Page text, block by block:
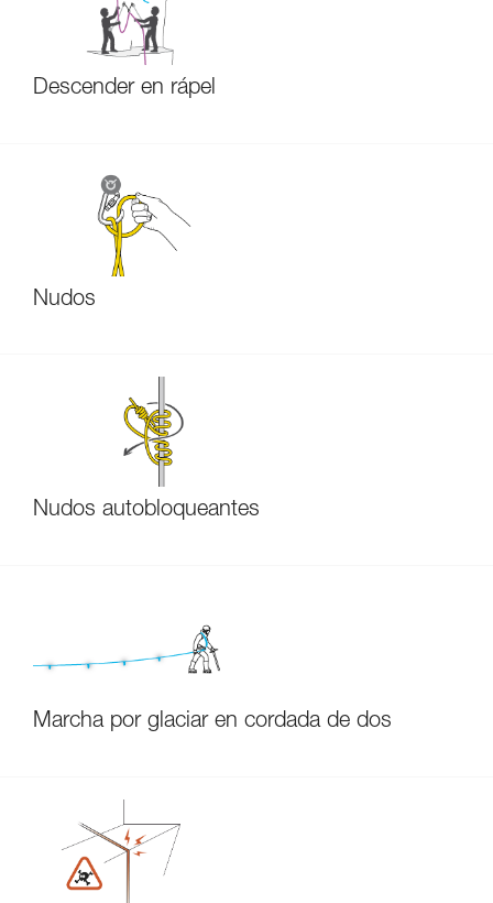
Descender en rápel
Nudos
Nudos autobloqueantes
Marcha por glaciar en cordada de dos